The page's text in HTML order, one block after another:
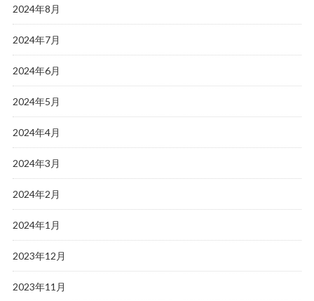
2024年8月
2024年7月
2024年6月
2024年5月
2024年4月
2024年3月
2024年2月
2024年1月
2023年12月
2023年11月